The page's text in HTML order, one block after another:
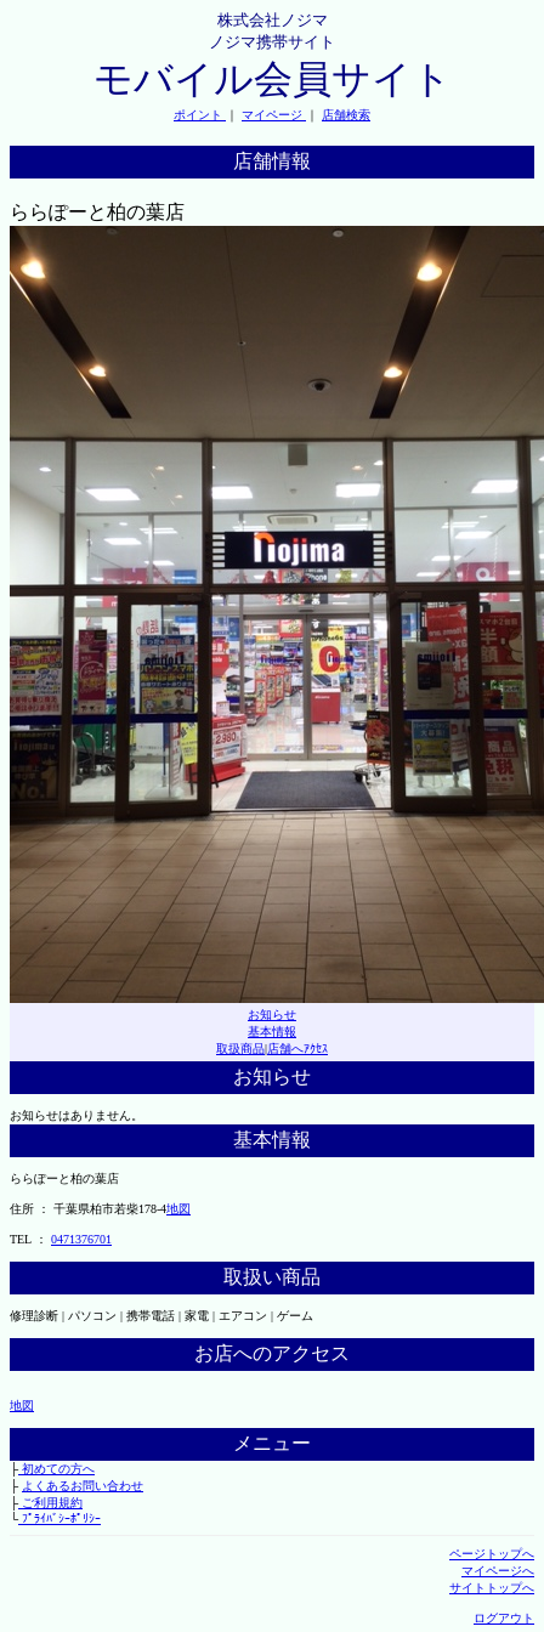
株式会社ノジマ
ノジマ携帯サイト
モバイル会員サイト
ポイント ｜ マイページ ｜ 店舗検索
店舗情報
ららぽーと柏の葉店
お知らせ
基本情報
取扱商品|店舗へｱｸｾｽ
お知らせ
お知らせはありません。
基本情報
ららぽーと柏の葉店
住所 ： 千葉県柏市若柴178-4地図
TEL ： 0471376701
取扱い商品
修理診断 | パソコン | 携帯電話 | 家電 | エアコン | ゲーム
お店へのアクセス
地図
メニュー
├初めての方へ
├ よくあるお問い合わせ
├ご利用規約
└ﾌﾟﾗｲﾊﾞｼｰﾎﾟﾘｼｰ
ページトップへ
マイページへ
サイトトップへ
ログアウト